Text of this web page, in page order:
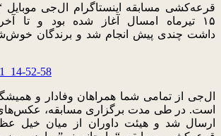
قرعه‌کشی مسابقه اینستاگرام ال‌جی موبایل
۱۵ تیرماه امسال آغاز شده بود و تا
داشت چندی پیش انجام شد و برندگان
ال‌جی از تمامی شما همراهان وفادار و
است. در طی مدت برگزاری مسابقه،
ارسال شد و هیئت داوران از میان خیل